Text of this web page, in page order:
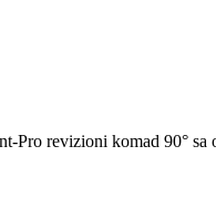
Pro revizioni komad 90° sa